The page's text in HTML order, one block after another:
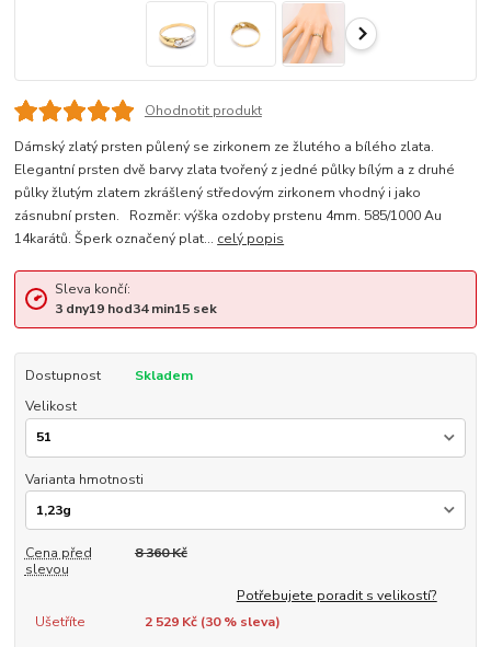
Ohodnotit produkt
Dámský zlatý prsten půlený se zirkonem ze žlutého a bílého zlata.
Elegantní prsten dvě barvy zlata tvořený z jedné půlky bílým a z druhé
půlky žlutým zlatem zkrášlený středovým zirkonem vhodný i jako
zásnubní prsten. Rozměr: výška ozdoby prstenu 4mm. 585/1000 Au
14karátů. Šperk označený plat... celý popis
Sleva končí:
3 dny19hod34min15sek
Dostupnost
Skladem
Velikost
Varianta hmotnosti
Cena před
slevou
8 360 Kč
Potřebujete poradit s velikostí?
Ušetříte
2 529 Kč (30% sleva)